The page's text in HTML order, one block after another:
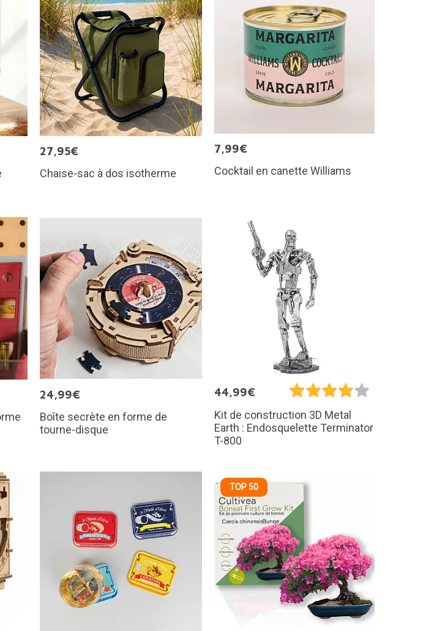
27,95€
Chaise-sac à dos isotherme
7,99€
Cocktail en canette Williams
24,99€
Boîte secrète en forme de
tourne-disque
44,99€
Kit de construction 3D Metal
Earth : Endosquelette Terminator
T-800
TOP 50